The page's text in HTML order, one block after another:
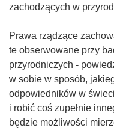
zachodzących w
Prawa rządzące
te obserwowane przy
przyrodniczych -
w sobie w sposób,
odpowiedników w
i robić coś zupełnie
będzie możliwości